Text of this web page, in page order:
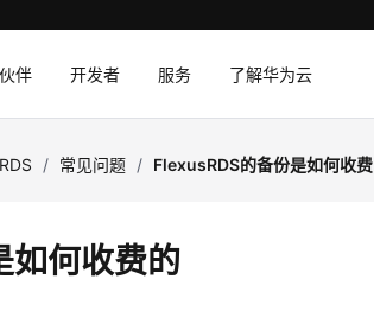
伙伴 开发者 服务 了解华为云
/ 常见问题 / FlexusRDS的备份是如何收
如何收费的